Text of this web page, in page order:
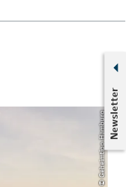
Newsletter
© Geheimtipp Hamburg